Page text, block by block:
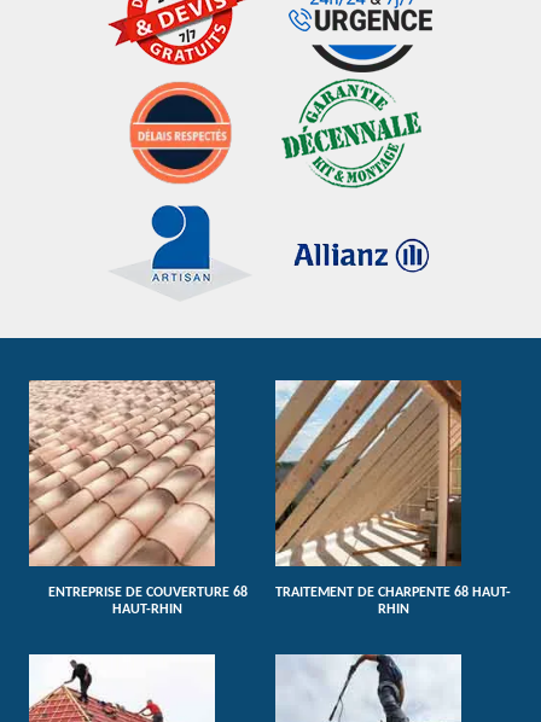
ENTREPRISE DE COUVERTURE 68
HAUT-RHIN
TRAITEMENT DE CHARPENTE 68 HAUT-
RHIN